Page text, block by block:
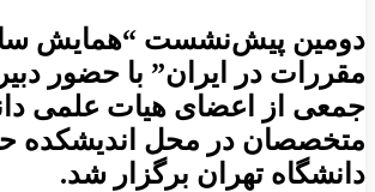
دومین پیش‌نشست “همایش
مقررات در ایران” با حضور
جمعی از اعضای هیات علمی
متخصصان در محل اندیشکده
دانشگاه تهران برگزار شد.